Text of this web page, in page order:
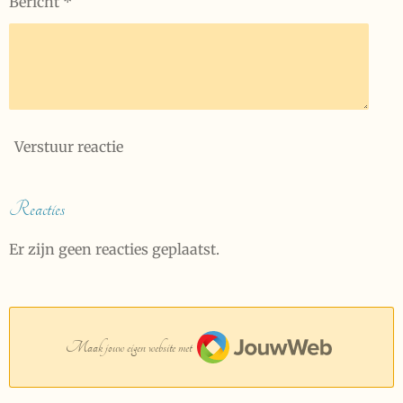
Verstuur reactie
Reacties
Er zijn geen reacties geplaatst.
Maak jouw eigen website met
JouwWeb